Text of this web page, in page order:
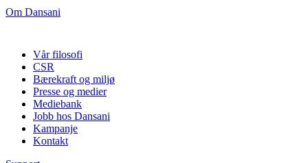
Om Dansani
Vår filosofi
CSR
Bærekraft og miljø
Presse og medier
Mediebank
Jobb hos Dansani
Kampanje
Kontakt